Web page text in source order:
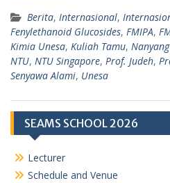
Berita, Internasional,
Fenylethanoid Glucosides, FMIPA,
Kimia Unesa, Kuliah Tamu,
NTU, NTU Singapore, Prof. Judeh,
Senyawa Alami, Unesa
SEAMS SCHOOL 2026
Lecturer
Schedule and Venue